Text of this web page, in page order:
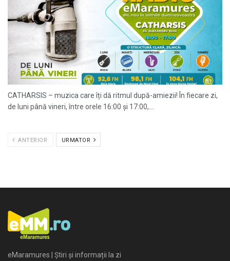
CATHARSIS – muzica care îți dă ritmul după-amiezii! În fiecare zi,
de luni până vineri, între orele 16:00 și 17:00,...
ANTERIOR URMATOR
eMaramures | Știri și informații la zi